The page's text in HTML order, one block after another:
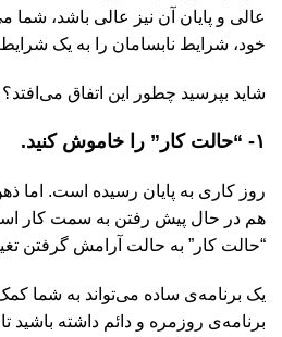
عالی و پایان آن نیز عالی باشد، شما
خود، شرایط نابسامان را به یک شرایط
شاید بپرسید چطور این اتفاق
۱- “حالت کار” را خاموش کنید.
روز کاری به پایان رسیده است. اما
هم در حال پیش رفتن به سمت کار
“حالت کار” به حالت آرامش گرفتن
یک برنامه‌ی ساده می‌تواند به شما
برنامه‌ی روزمره و دائم داشته باشید